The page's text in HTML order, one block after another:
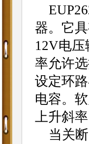
器。它
12V电
率允许
设定环
电容。
上升斜率
当关断